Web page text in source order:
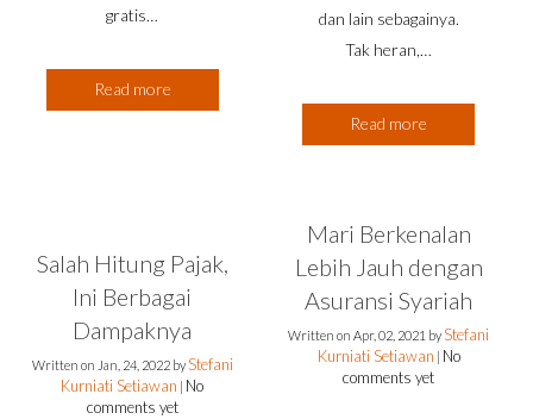
gratis…
Read more
dan lain sebagainya.
Tak heran,…
Read more
Salah Hitung Pajak,
Ini Berbagai
Dampaknya
Written on Jan, 24, 2022 byStefani
Kurniati Setiawan No
comments yet
Mari Berkenalan
Lebih Jauh dengan
Asuransi Syariah
Written onApr, 02, 2021 byStefani
Kurniati Setiawan No
comments yet